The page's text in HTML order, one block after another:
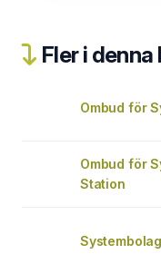
Fler i
Ombud för
Ombud för
Station